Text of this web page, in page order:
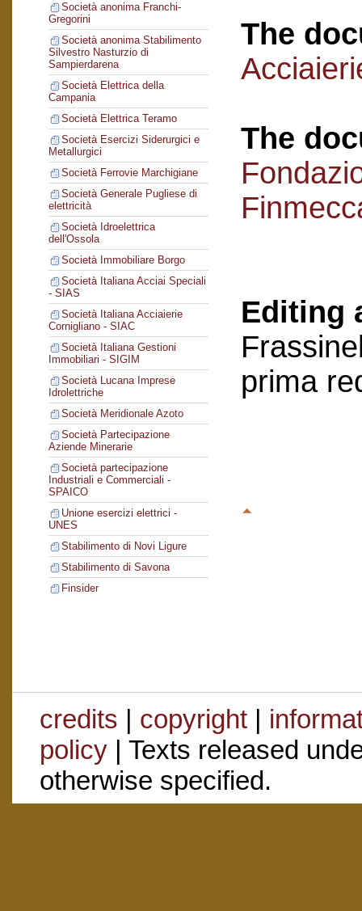
Società anonima Franchi-
Gregorini
Società anonima Stabilimento
Silvestro Nasturzio di
Sampierdarena
Società Elettrica della
Campania
Società Elettrica Teramo
Società Esercizi Siderurgici e
Metallurgici
Società Ferrovie Marchigiane
Società Generale Pugliese di
elettricità
Società Idroelettrica
dell'Ossola
Società Immobiliare Borgo
Società Italiana Acciai Speciali
- SIAS
Società Italiana Acciaierie
Cornigliano - SIAC
Società Italiana Gestioni
Immobiliari - SIGIM
Società Lucana Imprese
Idrolettriche
Società Meridionale Azoto
Società Partecipazione
Aziende Minerarie
Società partecipazione
Industriali e Commerciali -
SPAICO
Unione esercizi elettrici -
UNES
Stabilimento di Novi Ligure
Stabilimento di Savona
Finsider
The
The
Editing
prima
credits | copyright|
policy| Texts released
otherwise specified.